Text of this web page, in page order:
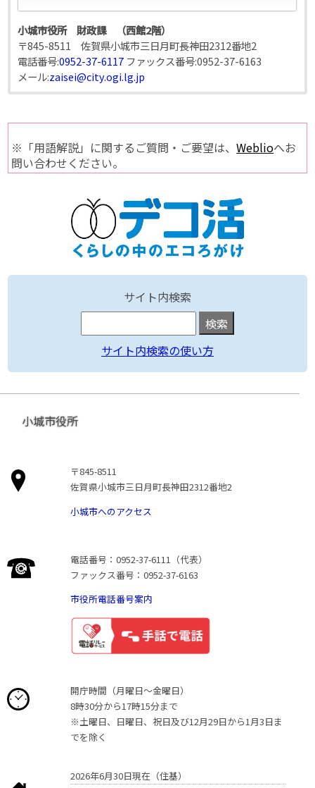
小城市役所 財政課 （西館2階）
〒845-8511 佐賀県小城市三日月町長神田2312番地2
電話番号:0952-37-6117 ファックス番号:0952-37-6163
メール:zaisei@city.ogi.lg.jp
※「用語解説」に関するご質問・ご要望は、Weblioへお
問い合わせください。
サイト内検索
サイト内検索の使い方
小城市役所
〒845-8511
佐賀県小城市三日月町長神田2312番地2
小城市へのアクセス
電話番号：0952-37-6111（代表）
ファックス番号：0952-37-6163
市役所電話番号案内
開庁時間（月曜日〜金曜日）
8時30分から17時15分まで
※土曜日、日曜日、祝日及び12月29日から1月3日ま
でを除く
2026年6月30日現在（住基）